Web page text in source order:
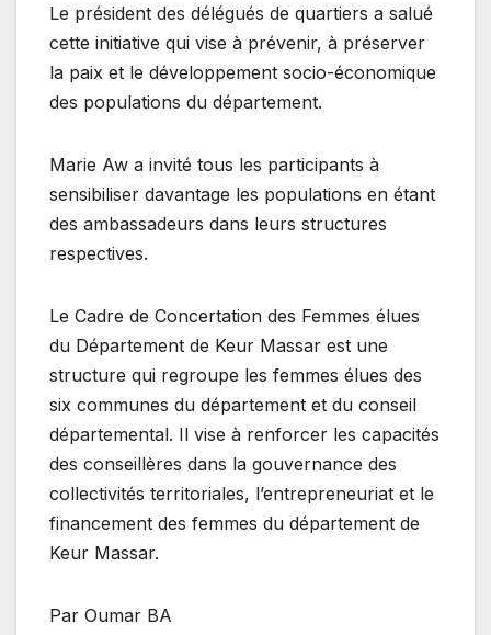
Le président des délégués de quartiers a salué
cette initiative qui vise à prévenir, à préserver
la paix et le développement socio-économique
des populations du département.
Marie Aw a invité tous les participants à
sensibiliser davantage les populations en étant
des ambassadeurs dans leurs structures
respectives.
Le Cadre de Concertation des Femmes élues
du Département de Keur Massar est une
structure qui regroupe les femmes élues des
six communes du département et du conseil
départemental. Il vise à renforcer les capacités
des conseillères dans la gouvernance des
collectivités territoriales, l’entrepreneuriat et le
financement des femmes du département de
Keur Massar.
Par Oumar BA